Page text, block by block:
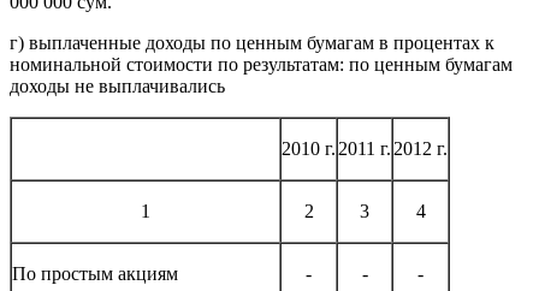
г) выплаченные доходы по ценным бумагам в процентах к
номинальной стоимости по результатам: по ценным бумагам
доходы не выплачивались
2010 г. 2011 г. 2012 г.
1 2 3 4
По простым акциям - - -